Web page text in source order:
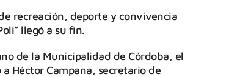
recreación, deporte y convivencia
llegó a su fin.
de la Municipalidad de Córdoba, el
Héctor Campana, secretario de